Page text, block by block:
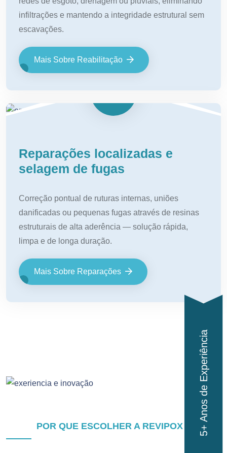
infiltrações e mantendo a integridade estrutural sem
escavações.
Mais Sobre Reabilitação
Reparações localizadas e
selagem de fugas
Correção pontual de ruturas internas, uniões
danificadas ou pequenas fugas através de resinas
estruturais de alta aderência — solução rápida,
limpa e de longa duração.
Mais Sobre Reparações
5+ Anos de Experiência
POR QUE ESCOLHER A REVIPOX